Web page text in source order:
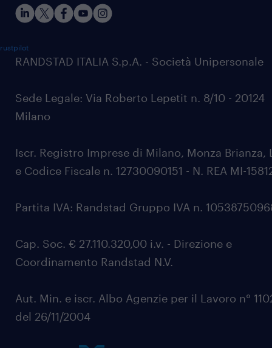
RANDSTAD ITALIA S.p.A. - Società Unipersonale
Sede Legale: Via Roberto Lepetit n. 8/10 - 20124
Milano
Iscr. Registro Imprese di Milano, Monza Brianza,
e Codice Fiscale n. 12730090151 - N. REA MI-
Partita IVA: Randstad Gruppo IVA n.
Cap. Soc. € 27.110.320,00 i.v. - Direzione e
Coordinamento Randstad N.V.
Aut. Min. e iscr. Albo Agenzie per il Lavoro n°
del 26/11/2004